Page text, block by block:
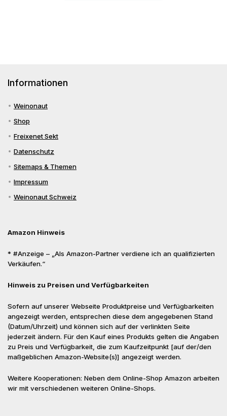
Informationen
Weinonaut
Shop
Freixenet Sekt
Datenschutz
Sitemaps & Themen
Impressum
Weinonaut Schweiz
Amazon Hinweis
* #Anzeige – „Als Amazon-Partner verdiene ich an qualifizierten
Verkäufen.“
Hinweis zu Preisen und Verfügbarkeiten
Sofern auf unserer Webseite Produktpreise und Verfügbarkeiten
angezeigt werden, entsprechen diese dem angegebenen Stand
(Datum/Uhrzeit) und können sich auf der verlinkten Seite
jederzeit ändern. Für den Kauf eines Produkts gelten die Angaben
zu Preis und Verfügbarkeit, die zum Kaufzeitpunkt [auf der/den
maßgeblichen Amazon-Website(s)] angezeigt werden.
Weitere Kooperationen: Neben dem Online-Shop Amazon arbeiten
wir mit verschiedenen weiteren Online-Shops.